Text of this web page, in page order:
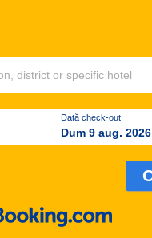
Dată check-out
Dum 9 aug. 2026